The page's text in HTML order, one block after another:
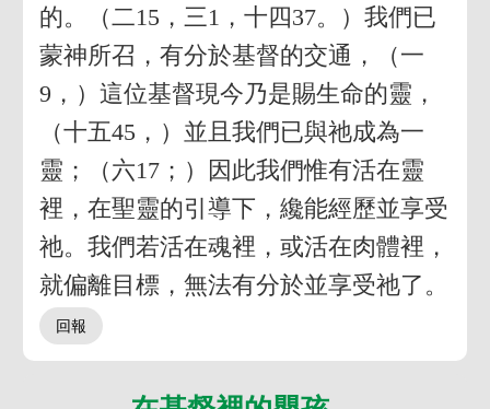
的。（二15，三1，十四37。）我們已
蒙神所召，有分於基督的交通，（一
9，）這位基督現今乃是賜生命的靈，
（十五45，）並且我們已與祂成為一
靈；（六17；）因此我們惟有活在靈
裡，在聖靈的引導下，纔能經歷並享受
祂。我們若活在魂裡，或活在肉體裡，
就偏離目標，無法有分於並享受祂了。